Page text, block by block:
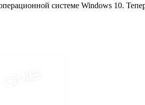
системе Windows 10.